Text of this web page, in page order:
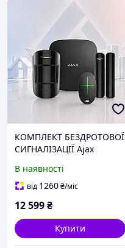
КОМПЛЕКТ БЕЗДРОТОВОЇ
СИГНАЛІЗАЦІЇ Ajax
підтримкою
фотоверифікації, 2G +
В наявності
від 1260₴/міс
12 599₴
Купити